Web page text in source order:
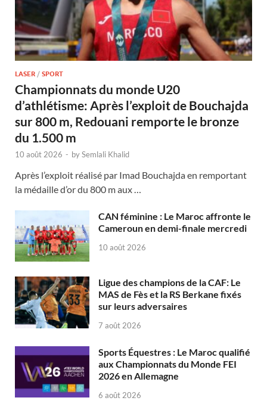
LASER / SPORT
Championnats du monde U20
d’athlétisme: Après l’exploit de Bouchajda
sur 800 m, Redouani remporte le bronze
du 1.500 m
10 août 2026 - bySemlali Khalid
Après l’exploit réalisé par Imad Bouchajda en remportant
la médaille d’or du 800 m aux …
CAN féminine : Le Maroc affronte le
Cameroun en demi-finale mercredi
10 août 2026
Ligue des champions de la CAF: Le
MAS de Fès et la RS Berkane fixés
sur leurs adversaires
7 août 2026
Sports Équestres : Le Maroc qualifié
aux Championnats du Monde FEI
2026 en Allemagne
6 août 2026